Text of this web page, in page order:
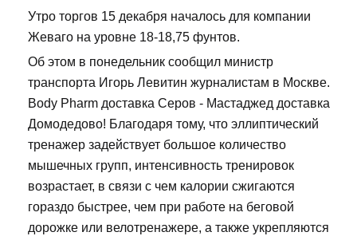
Утро торгов 15 декабря началось для компании
Жеваго на уровне 18-18,75 фунтов.
Об этом в понедельник сообщил министр
транспорта Игорь Левитин журналистам в Москве.
Body Pharm доставка Серов - Мастаджед доставка
Домодедово! Благодаря тому, что эллиптический
тренажер задействует большое количество
мышечных групп, интенсивность тренировок
возрастает, в связи с чем калории сжигаются
гораздо быстрее, чем при работе на беговой
дорожке или велотренажере, а также укрепляются